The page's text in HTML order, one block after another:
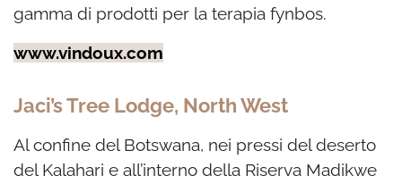
gamma di prodotti per la terapia fynbos.
www.vindoux.com
Jaci’s Tree Lodge, North West
Al confine del Botswana, nei pressi del deserto
del Kalahari e all’interno della Riserva Madikwe